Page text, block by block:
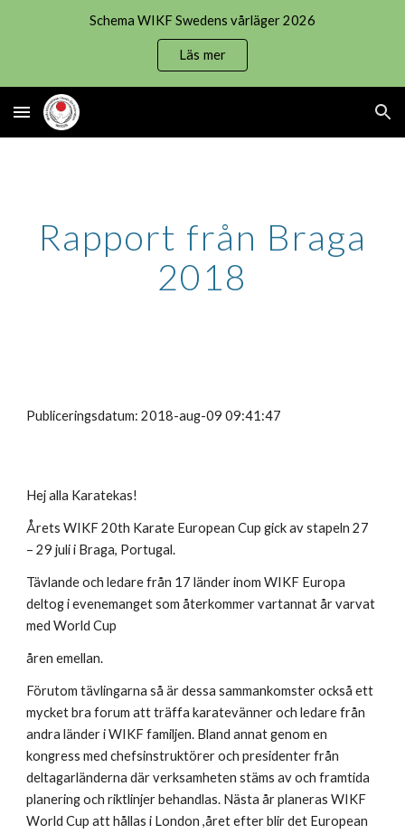
Schema WIKF Swedens vårläger 2026
Läs mer
Rapport från Braga
2018
Publiceringsdatum: 2018-aug-09 09:41:47
Hej alla Karatekas!
Årets WIKF 20th Karate European Cup gick av stapeln 27
– 29 juli i Braga, Portugal.
Tävlande och ledare från 17 länder inom WIKF Europa
deltog i evenemanget som återkommer vartannat år varvat
med World Cup
åren emellan.
Förutom tävlingarna så är dessa sammankomster också ett
mycket bra forum att träffa karatevänner och ledare från
andra länder i WIKF familjen. Bland annat genom en
kongress med chefsinstruktörer och presidenter från
deltagarländerna där verksamheten stäms av och framtida
planering och riktlinjer behandlas. Nästa år planeras WIKF
World Cup att hållas i London ,året efter blir det European